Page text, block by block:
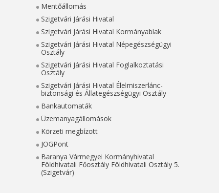
Mentőállomás
Szigetvári Járási Hivatal
Szigetvári Járási Hivatal Kormányablak
Szigetvári Járási Hivatal Népegészségügyi
Osztály
Szigetvári Járási Hivatal Foglalkoztatási
Osztály
Szigetvári Járási Hivatal Élelmiszerlánc-
biztonsági és Állategészségügyi Osztály
Bankautomaták
Üzemanyagállomások
Körzeti megbízott
JOGPont
Baranya Vármegyei Kormányhivatal
Földhivatali Főosztály Földhivatali Osztály 5.
(Szigetvár)